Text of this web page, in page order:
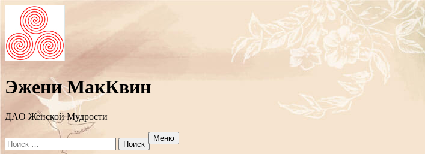
Эжени МакКвин
ДAO Женской Мудрости
Search
Меню